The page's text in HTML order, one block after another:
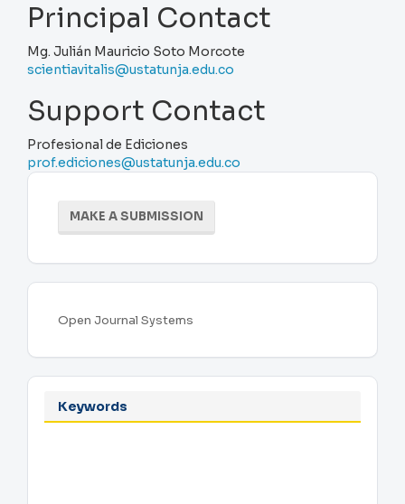
Principal Contact
Mg. Julián Mauricio Soto Morcote
scientiavitalis@ustatunja.edu.co
Support Contact
Profesional de Ediciones
prof.ediciones@ustatunja.edu.co
Make
a
Submission
MAKE A SUBMISSION
Developed
Open Journal Systems
Keywords